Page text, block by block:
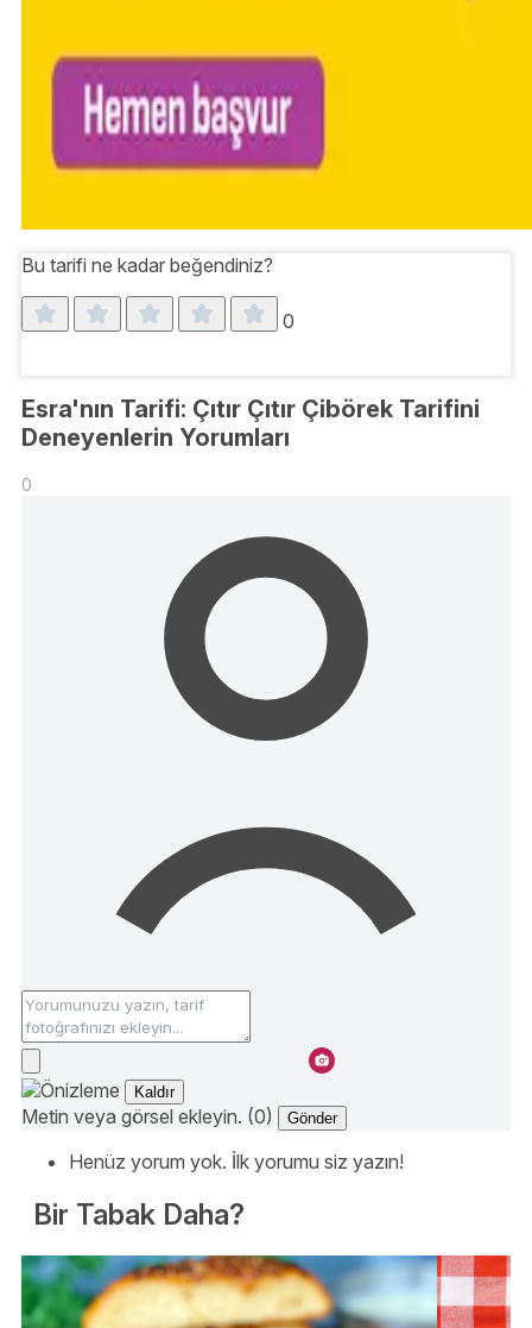
Bu tarifi ne kadar beğendiniz?
0
Esra'nın Tarifi: Çıtır Çıtır Çibörek Tarifini
Deneyenlerin Yorumları
0
Kaldır
Metin veya görsel ekleyin. (0) Gönder
Henüz yorum yok. İlk yorumu siz yazın!
Bir Tabak Daha?